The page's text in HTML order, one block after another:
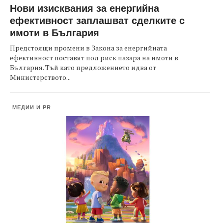
Нови изисквания за енергийна
ефективност заплашват сделките с
имоти в България
Предстоящи промени в Закона за енергийната
ефективност поставят под риск пазара на имоти в
България. Тъй като предложението идва от
Министерството...
МЕДИИ И PR